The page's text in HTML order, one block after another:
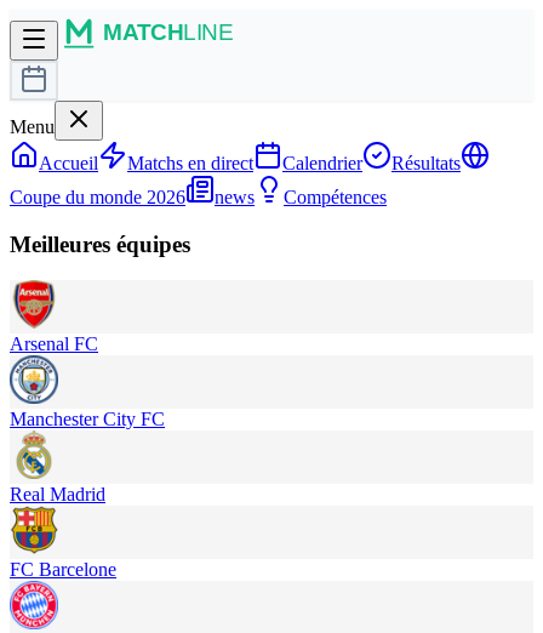
Menu
Accueil
Matchs en direct Calendrier
Résultats
Coupe du monde 2026
news Compétences
Meilleures équipes
Arsenal FC
Manchester City FC
Real Madrid
FC Barcelone